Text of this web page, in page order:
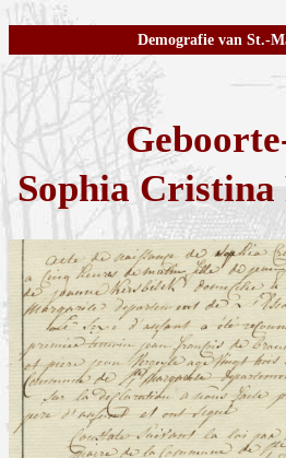
Demografie van St.-
Sophia